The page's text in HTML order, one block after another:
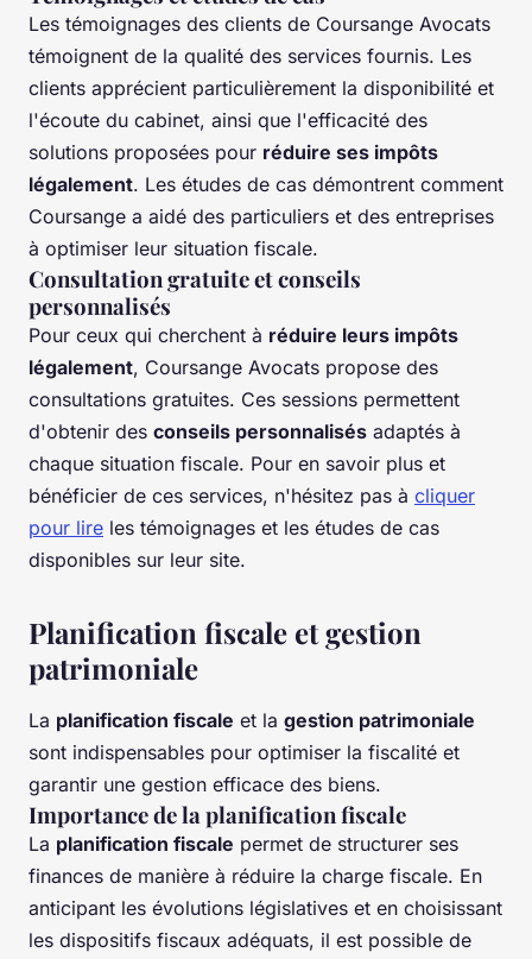
Les témoignages des clients de Coursange Avocats
témoignent de la qualité des services fournis. Les
clients apprécient particulièrement la disponibilité et
l'écoute du cabinet, ainsi que l'efficacité des
solutions proposées pour réduire ses impôts
légalement. Les études de cas démontrent comment
Coursange a aidé des particuliers et des entreprises
à optimiser leur situation fiscale.
Consultation gratuite et conseils
personnalisés
Pour ceux qui cherchent à réduire leurs impôts
légalement, Coursange Avocats propose des
consultations gratuites. Ces sessions permettent
d'obtenir des conseils personnalisés adaptés à
chaque situation fiscale. Pour en savoir plus et
bénéficier de ces services, n'hésitez pas à cliquer
pour lire les témoignages et les études de cas
disponibles sur leur site.
Planification fiscale et gestion
patrimoniale
La planification fiscale et la gestion patrimoniale
sont indispensables pour optimiser la fiscalité et
garantir une gestion efficace des biens.
Importance de la planification fiscale
La planification fiscale permet de structurer ses
finances de manière à réduire la charge fiscale. En
anticipant les évolutions législatives et en choisissant
les dispositifs fiscaux adéquats, il est possible de